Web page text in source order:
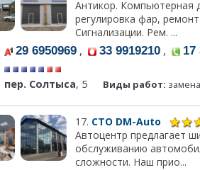
Антикор. Компьютерная
регулировка фар,
Сигнализации. Рем. ...
29 6950969 , 33 9919210 , 17
пер. Солтыса, 5 Виды работ:
17. СТО DM-Auto
Автоцентр предлагает
обслуживанию
сложности. Наш прио...